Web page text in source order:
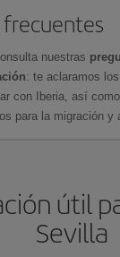
nuestras
: te aclaramos
con Iberia, así
para la migración y
útil
Sevilla